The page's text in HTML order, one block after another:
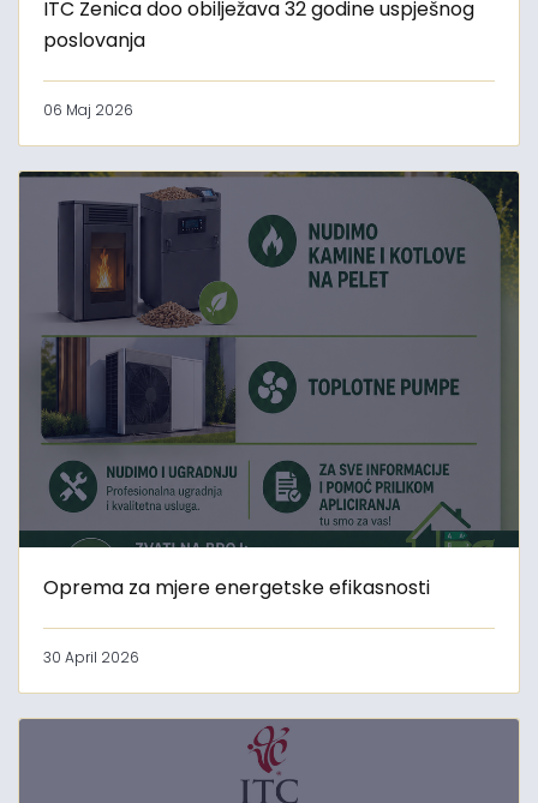
ITC Zenica doo obilježava 32 godine uspješnog
poslovanja
06 Maj 2026
Oprema za mjere energetske efikasnosti
30 April 2026